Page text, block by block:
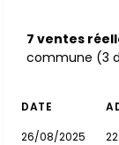
7 ventes
commune (3
DATE
26/08/2025